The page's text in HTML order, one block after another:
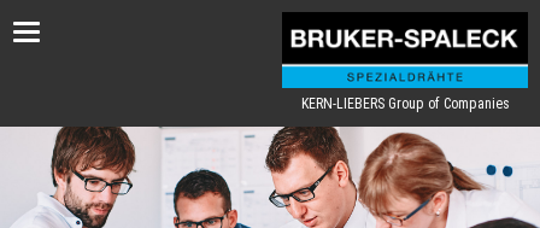
Toggle
KERN-LIEBERS Group of Companies